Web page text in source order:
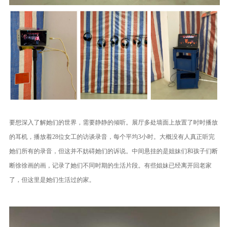
要想深入了解她们的世界，需要静静的倾听。展厅多处墙面上放置了时时播放
的耳机，播放着28位女工的访谈录音，每个平均3小时。大概没有人真正听完
她们所有的录音，但这并不妨碍她们的诉说。中间悬挂的是姐妹们和孩子们断
断徐徐画的画，记录了她们不同时期的生活片段。有些姐妹已经离开回老家
了，但这里是她们生活过的家。